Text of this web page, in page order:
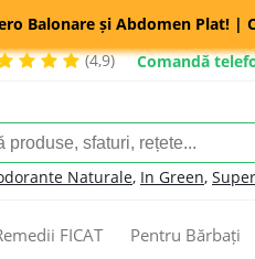
Balonare și Abdomen Plat! |
(4,9)
Comandă
Naturale, In Green,
FICAT Pentru Bărbați